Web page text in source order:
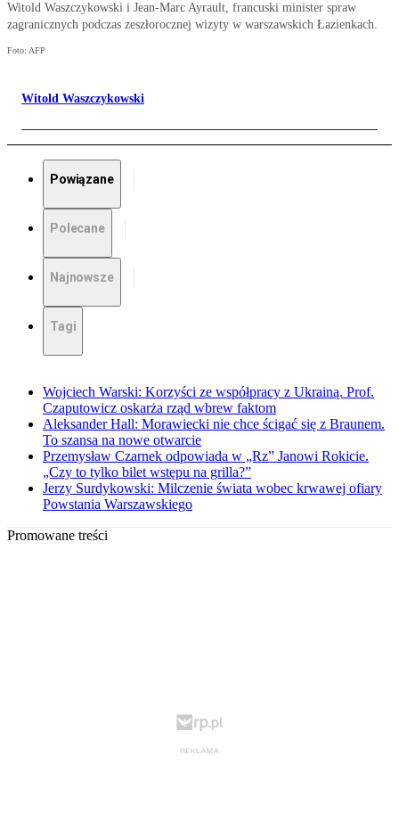
Witold Waszczykowski i Jean-Marc Ayrault, francuski minister spraw
zagranicznych podczas zeszłorocznej wizyty w warszawskich Łazienkach.
Foto: AFP
Witold Waszczykowski
Powiązane
Polecane
Najnowsze
Tagi
Wojciech Warski: Korzyści ze współpracy z Ukrainą. Prof.
Czaputowicz oskarża rząd wbrew faktom
Aleksander Hall: Morawiecki nie chce ścigać się z Braunem.
To szansa na nowe otwarcie
Przemysław Czarnek odpowiada w „Rz” Janowi Rokicie.
„Czy to tylko bilet wstępu na grilla?”
Jerzy Surdykowski: Milczenie świata wobec krwawej ofiary
Powstania Warszawskiego
Promowane treści